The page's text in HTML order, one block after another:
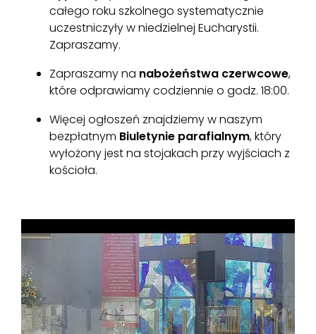
całego roku szkolnego systematycznie
uczestniczyły w niedzielnej Eucharystii.
Zapraszamy.
Zapraszamy na nabożeństwa czerwcowe,
które odprawiamy codziennie o godz. 18:00.
Więcej ogłoszeń znajdziemy w naszym
bezpłatnym Biuletynie parafialnym, który
wyłożony jest na stojakach przy wyjściach z
kościoła.